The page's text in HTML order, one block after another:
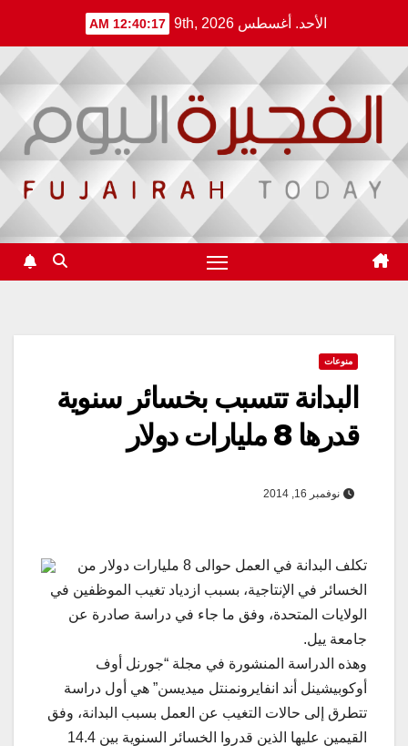
content
الأحد. أغسطس 9th, 2026 12:40:17 AM
منوعات
البدانة تتسبب بخسائر سنوية
قدرها 8 مليارات دولار
نوفمبر 16, 2014
تكلف البدانة في العمل حوالى 8 مليارات دولار من
الخسائر في الإنتاجية، بسبب ازدياد تغيب الموظفين في
الولايات المتحدة، وفق ما جاء في دراسة صادرة عن
جامعة ييل.
وهذه الدراسة المنشورة في مجلة “جورنل أوف
أوكوبيشينل أند انفايرونمنتل ميديسن” هي أول دراسة
تتطرق إلى حالات التغيب عن العمل بسبب البدانة، وفق
القيمين عليها الذين قدروا الخسائر السنوية بين 14.4